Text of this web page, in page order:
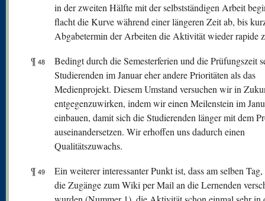
in der zweiten Hälfte mit der selbstständigen Arbeit
flacht die Kurve während einer längeren Zeit ab, bis
Abgabetermin der Arbeiten die Aktivität wieder rapide
¶ 48
Bedingt durch die Semesterferien und die Prüfungszeit
Studierenden im Januar eher andere Prioritäten als das
Medienprojekt. Diesem Umstand versuchen wir in
entgegenzuwirken, indem wir einen Meilenstein im
einbauen, damit sich die Studierenden länger mit dem
auseinandersetzen. Wir erhoffen uns dadurch einen
Qualitätszuwachs.
¶ 49
Ein weiterer interessanter Punkt ist, dass am selben
die Zugänge zum Wiki per Mail an die Lernenden